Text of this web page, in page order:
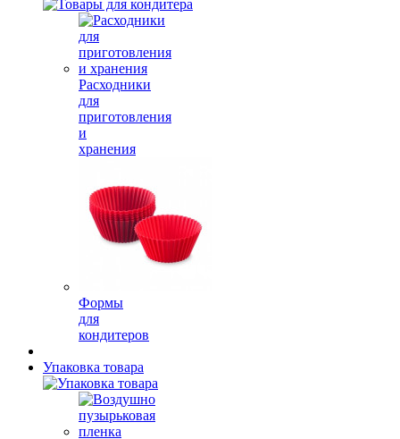
Расходники
для
приготовления
и
хранения
Формы
для
кондитеров
Упаковка товара